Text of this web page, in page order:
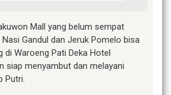
Mall yang belum sempat
Gandul dan Jeruk Pomelo bisa
di Waroeng Pati Deka Hotel
siap menyambut dan melayani
Putri.